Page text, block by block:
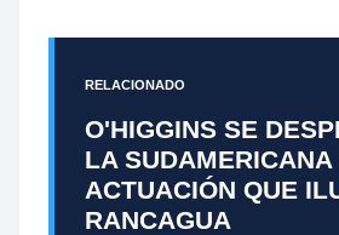
RELACIONADO
O'HIGGINS SE
LA SUDAMERICANA
ACTUACIÓN QUE
RANCAGUA